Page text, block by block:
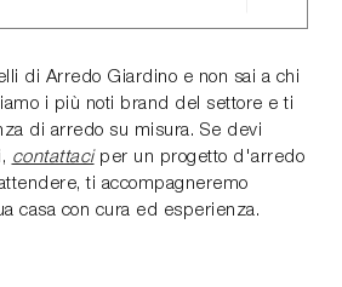
di Arredo Giardino e non sai a chi
i più noti brand del settore e ti
di arredo su misura. Se devi
contattaciper un progetto d'arredo
ti accompagneremo
casa con cura ed esperienza.